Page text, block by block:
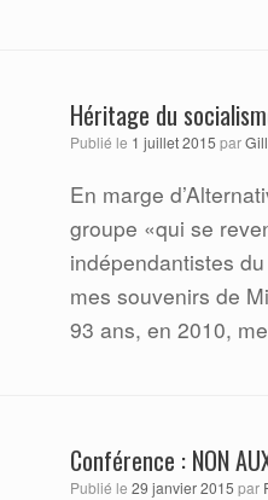
Héritage du
Publié le 1 juillet 2015 par
En marge
groupe «qui se
indépendantistes
mes souvenirs de
93 ans, en 2010,
Conférence : NON
Publié le29 janvier 2015 par